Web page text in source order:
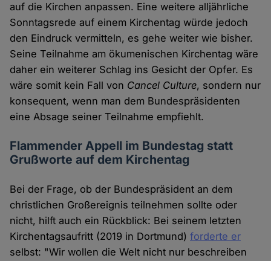
auf die Kirchen anpassen. Eine weitere alljährliche
Sonntagsrede auf einem Kirchentag würde jedoch
den Eindruck vermitteln, es gehe weiter wie bisher.
Seine Teilnahme am ökumenischen Kirchentag wäre
daher ein weiterer Schlag ins Gesicht der Opfer. Es
wäre somit kein Fall von Cancel Culture, sondern nur
konsequent, wenn man dem Bundespräsidenten
eine Absage seiner Teilnahme empfiehlt.
Flammender Appell im Bundestag statt
Grußworte auf dem Kirchentag
Bei der Frage, ob der Bundespräsident an dem
christlichen Großereignis teilnehmen sollte oder
nicht, hilft auch ein Rückblick: Bei seinem letzten
Kirchentagsaufritt (2019 in Dortmund)forderte er
selbst: "Wir wollen die Welt nicht nur beschreiben